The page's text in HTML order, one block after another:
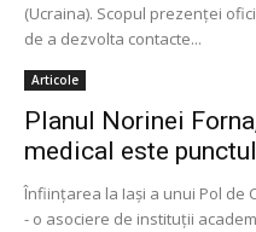
(Ucraina). Scopul prezenţei
de a dezvolta contacte...
Articole
Planul Norinei
medical este
Înfiinţarea la Iaşi a unui Pol de
- o asociere de instituţii